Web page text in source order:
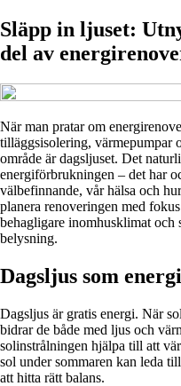
Släpp in ljuset:
del av
När man pratar om
tilläggsisolering, värmepumpar
område är dagsljuset. Det
energiförbrukningen – det har
välbefinnande, vår hälsa och
planera renoveringen med
behagligare inomhusklimat
belysning.
Dagsljus som
Dagsljus är gratis energi. När
bidrar de både med ljus och
solinstrålningen hjälpa till att
sol under sommaren kan leda
att hitta rätt balans.